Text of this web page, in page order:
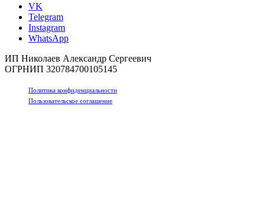
VK
Telegram
Instagram
WhatsApp
ИП Николаев Александр Сергеевич
ОГРНИП 320784700105145
Политика конфиденциальности
Пользовательское соглашение